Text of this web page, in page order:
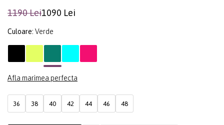
1190 Lei1090 Lei
Culoare: Verde
Afla marimea perfecta
36 38 40 42 44 46 48